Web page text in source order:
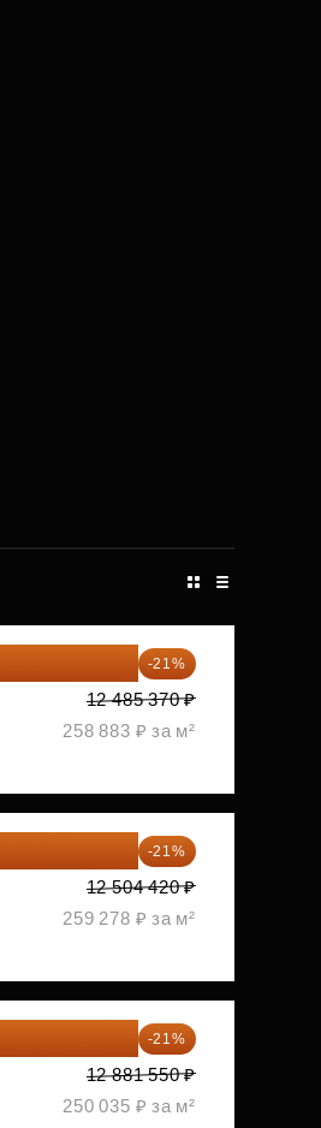
-21%
12 485 370 ₽
258 883 ₽ за м²
-21%
12 504 420 ₽
259 278 ₽ за м²
-21%
12 881 550 ₽
250 035 ₽ за м²